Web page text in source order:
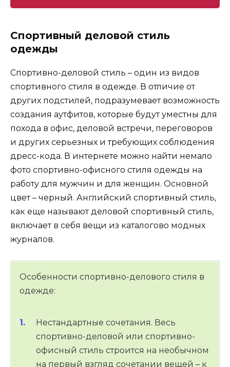
Спортивный деловой стиль
одежды
Спортивно-деловой стиль – один из видов
спортивного стиля в одежде. В отличие от
других подстилей, подразумевает возможность
создания аутфитов, которые будут уместны для
похода в офис, деловой встречи, переговоров
и других серьезных и требующих соблюдения
дресс-кода. В интернете можно найти немало
фото спортивно-офисного стиля одежды на
работу для мужчин и для женщин. Основной
цвет – черный. Английский спортивный стиль,
как еще называют деловой спортивный стиль,
включает в себя вещи из каталогово модных
журналов.
Особенности спортивно-делового стиля в
одежде:
Нестандартные сочетания. Весь
спортивно-деловой или спортивно-
офисный стиль строится на необычном
на первый взгляд сочетании вещей – к